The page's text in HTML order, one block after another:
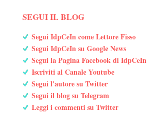
SEGUI IL BLOG
Segui IdpCeIn come Lettore Fisso
Segui IdpCeIn su Google News
Segui la Pagina Facebook di IdpCeIn
Iscriviti al Canale Youtube
Segui l'autore su Twitter
Segui il blog su Telegram
Leggi i commenti su Twitter